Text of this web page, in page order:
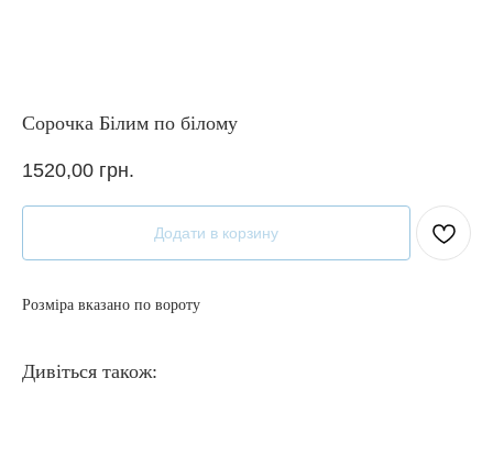
Сорочка Білим по білому
1520,00 грн.
Додати в корзину
Розміра вказано по вороту
Дивіться також: